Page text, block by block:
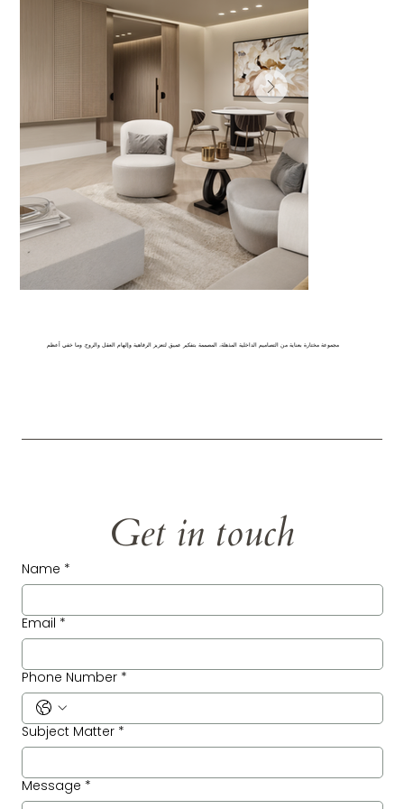
مجموعة مختارة بعناية من التصاميم الداخلية المذهلة، المصممة بتفكير عميق لتعزيز الرفاهية وإلهام العقل والروح. وما خفي أعظم
Get in touch
Name *
Email *
Phone Number *
Subject Matter *
Message *